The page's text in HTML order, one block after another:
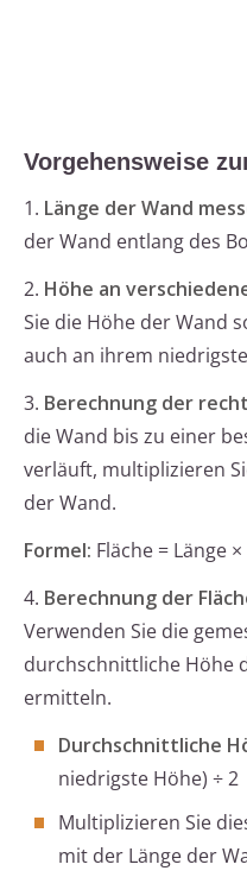
Vorgehensweise
1. Länge der Wand
der Wand entlang des
2. Höhe an
Sie die Höhe der Wand
auch an ihrem
3. Berechnung der
die Wand bis zu einer
verläuft, multiplizieren
der Wand.
Formel: Fläche = Länge
4. Berechnung der
Verwenden Sie die
durchschnittliche Höhe
ermitteln.
Durchschnittliche
niedrigste Höhe) ÷ 2
Multiplizieren Sie
mit der Länge der